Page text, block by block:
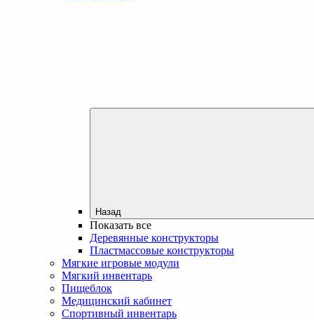
Назад
Показать все
Деревянные конструкторы
Пластмассовые конструкторы
Мягкие игровые модули
Мягкий инвентарь
Пищеблок
Медицинский кабинет
Спортивный инвентарь